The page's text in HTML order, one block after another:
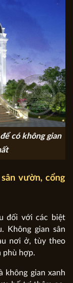
có không gian
vườn, cổng
đối với các biệt
Không gian sân
nơi ở, tùy theo
phù hợp.
không gian xanh